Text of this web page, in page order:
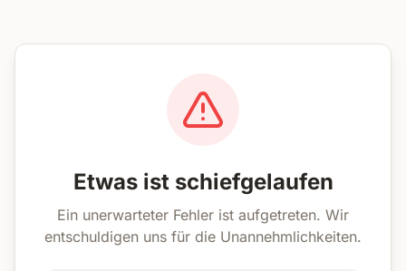
Etwas ist schiefgelaufen
Ein unerwarteter Fehler ist aufgetreten. Wir
entschuldigen uns für die Unannehmlichkeiten.